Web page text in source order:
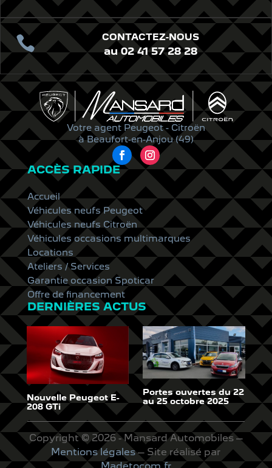
 CONTACTEZ-NOUS
au 02 41 57 28 28
Votre agent Peugeot - Citroën
à Beaufort-en-Anjou (49)
ACCÈS RAPIDE
Accueil
Véhicules neufs Peugeot
Véhicules neufs Citroën
Véhicules occasions multimarques
Locations
Ateliers / Services
Garantie occasion Spoticar
Offre de financement
DERNIÈRES ACTUS
Nouvelle Peugeot E-
208 GTi
Portes ouvertes du 22
au 25 octobre 2025
Copyright © 2026 - Mansard Automobiles –
Mentions légales– Site réalisé par